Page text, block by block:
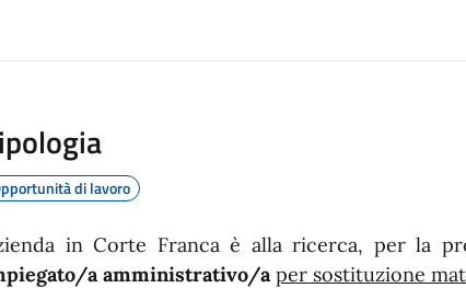
di lavoro
in Corte Franca è alla ricerca, per la
a amministrativo/a per sostituzione